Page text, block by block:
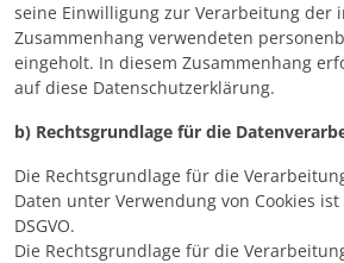
seine Einwilligung zur Verarbeitung der
Zusammenhang verwendeten
eingeholt. In diesem Zusammenhang
auf diese Datenschutzerklärung.
b) Rechtsgrundlage für die
Die Rechtsgrundlage für die
Daten unter Verwendung von Cookies
DSGVO.
Die Rechtsgrundlage für die